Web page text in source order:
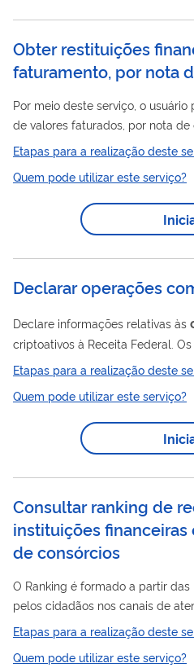
para cada imóvel alienado...
Obter restituições
faturamento, por nota
Por meio deste serviço, o
de valores faturados, por nota
pagos a maior.
Etapas para a realização deste
Quem pode utilizar este serviço?
Declarar operações
Declare informações relativas às
criptoativos à Receita Federal. Os criptoativos são
popularmente conhecidos como
Bitcoin a mais famosa entre
ou moedas virtuais não são
realizadas com
virtual. Prazo de entrega As
Etapas para a realização deste
Quem pode utilizar este serviço?
Consultar ranking de
instituições
de consórcios
O Ranking é formado a partir
pelos cidadãos nos canais de
(BC): internet (Fale Conosco),
O BC analisa uma amostra das
pelas instituições reclamadas.
Etapas para a realização deste
Quem pode utilizar este serviço?